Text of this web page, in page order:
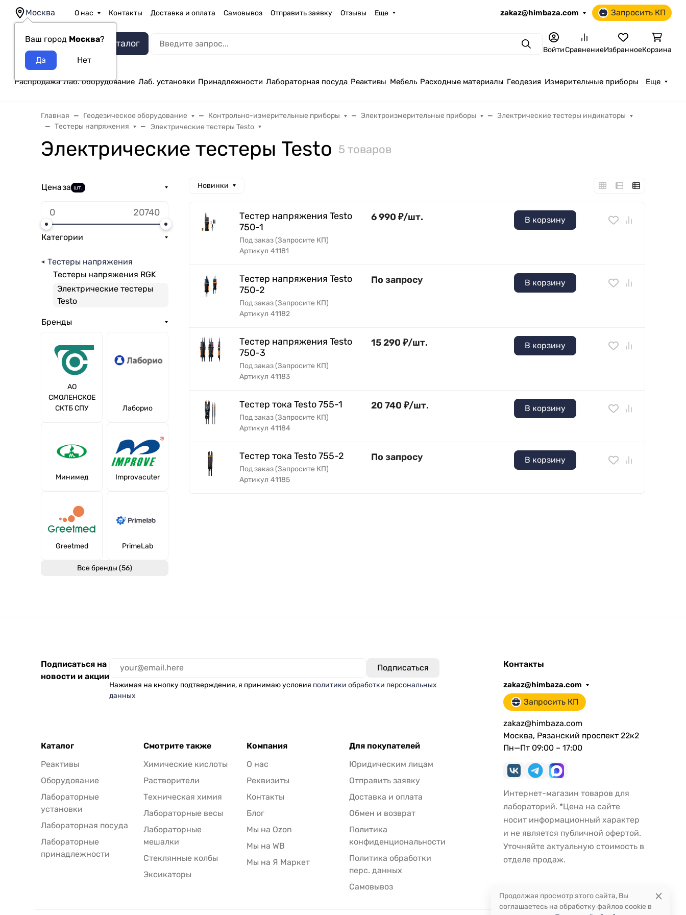
Москва
Ваш город Москва?
О нас Контакты Доставка и оплата Самовывоз Отправить заявку Отзывы Еще zakaz@himbaza.com Запросить КП
Каталог ПоискВойтиСравнениеИзбранноеКорзина
Распродажа Лаб. оборудование Лаб. установки Принадлежности Лабораторная посуда Реактивы Мебель Расходные материалы Геодезия Измерительные приборы Еще
Главная Геодезическое оборудование Контрольно-измерительные приборы Электроизмерительные приборы
Электрические тестеры индикаторы
Тестеры напряжения
Электрические тестеры Testo
Электрические тестеры Testo 5 товаров
Ценаза шт.
Категории
Тестеры напряжения
Тестеры напряжения RGK
Электрические тестеры
Testo
Бренды
АО
СМОЛЕНСКОЕ
СКТБ СПУ
Лаборио
Минимед Improvacuter
Greetmed PrimeLab
Все бренды (56)
Новинки
Тестер напряжения Testo
750-1
Под заказ (Запросите КП)
Артикул 41181
6 990 ₽/шт. В корзину
Тестер напряжения Testo
750-2
Под заказ (Запросите КП)
Артикул 41182
По запросу В корзину
Тестер напряжения Testo
750-3
Под заказ (Запросите КП)
Артикул 41183
15 290 ₽/шт. В корзину
Тестер тока Testo 755-1
Под заказ (Запросите КП)
Артикул 41184
20 740 ₽/шт. В корзину
Тестер тока Testo 755-2
Под заказ (Запросите КП)
Артикул 41185
По запросу В корзину
Подписаться на
новости и акции
Нажимая на кнопку подтверждения, я принимаю условия политики обработки персональных
данных
Каталог
Реактивы
Оборудование
Лабораторные
установки
Лабораторная посуда
Лабораторные
принадлежности
Смотрите также
Химические кислоты
Растворители
Техническая химия
Лабораторные весы
Лабораторные
мешалки
Стеклянные колбы
Эксикаторы
Компания
О нас
Реквизиты
Контакты
Блог
Мы на Ozon
Мы на WB
Мы на Я Маркет
Для покупателей
Юридическим лицам
Отправить заявку
Доставка и оплата
Обмен и возврат
Политика
конфиденциональности
Политика обработки
перс. данных
Самовывоз
Контакты
zakaz@himbaza.com
Запросить КП
zakaz@himbaza.com
Москва, Рязанский проспект 22к2
Пн—Пт 09:00 – 17:00
Интернет-магазин товаров для
лабораторий. *Цена на сайте
носит информационный характер
и не является публичной офертой.
Уточняйте актуальную стоимость в
отделе продаж.
Продолжая просмотр этого сайта, Вы
соглашаетесь на обработку файлов cookie в